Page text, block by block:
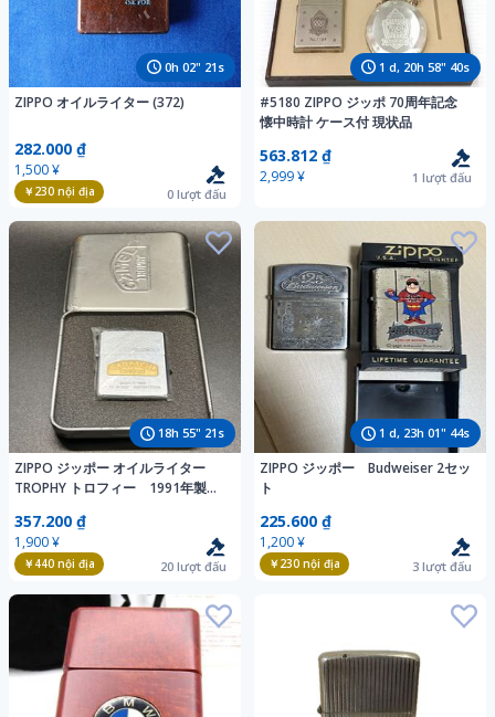
0h 02" 20 s
ZIPPO オイルライター (372)
282.000 ₫
1,500 ¥
￥230nội địa 0 lượt đấu
1 d, 20h 58" 39s
#5180 ZIPPO ジッポ 70周年記念
懐中時計 ケース付 現状品
563.812 ₫
2,999 ¥ 1 lượt đấu
18h 55" 20 s
ZIPPO ジッポー オイルライター
TROPHY トロフィー 1991年製
357.200 ₫
1,900 ¥
￥440nội địa 20 lượt đấu
1 d, 23h 01" 43s
ZIPPO ジッポー Budweiser 2セッ
ト
225.600 ₫
1,200 ¥
￥230nội địa 3 lượt đấu